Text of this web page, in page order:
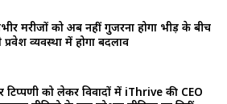
मरीजों को अब नहीं गुजरना होगा भीड़ के बीच
व्यवस्था में होगा बदलाव
टिप्पणी को लेकर विवादों में iThrive की CEO